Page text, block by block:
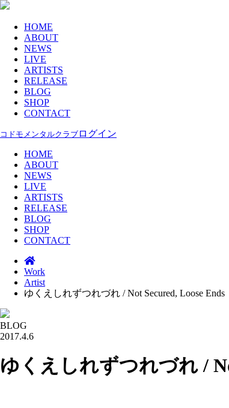
HOME
ABOUT
NEWS
LIVE
ARTISTS
RELEASE
BLOG
SHOP
CONTACT
コドモメンタルクラブ ログイン
HOME
ABOUT
NEWS
LIVE
ARTISTS
RELEASE
BLOG
SHOP
CONTACT
Work
Artist
ゆくえしれずつれづれ / Not Secured, Loose Ends
BLOG
2017.4.6
ゆくえしれずつれづれ /